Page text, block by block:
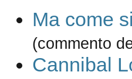
Ma come
(commento
Cannibal